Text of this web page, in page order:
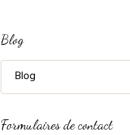
Blog
Blog
Formulaires de contact